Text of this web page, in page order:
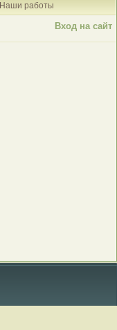
Наши работы
Вход на сайт